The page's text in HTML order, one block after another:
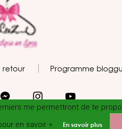
retour Programme
me permettront de te
en savoir +.
En savoir plus